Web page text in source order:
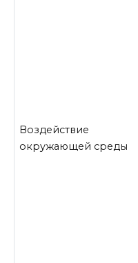
Воздействие
окружающей среды